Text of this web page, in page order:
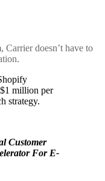
doesn’t have to
million per
strategy.
Customer
For E-